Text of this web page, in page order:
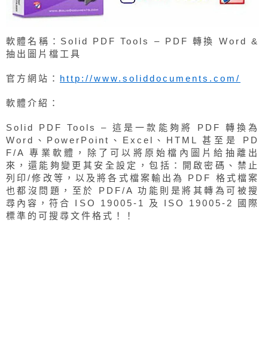
軟體名稱：Solid PDF Tools – PDF 轉換 Word &
抽出圖片檔工具
官方網站： http://www.soliddocuments.com/
軟體介紹：
Solid PDF Tools – 這是一款能夠將 PDF 轉換為
Word、PowerPoint、Excel、HTML 甚至是 PD
F/A 專業軟體，除了可以將原始檔內圖片給抽離出
來，還能夠變更其安全設定，包括：開啟密碼、禁止
列印/修改等，以及將各式檔案輸出為 PDF 格式檔案
也都沒問題，至於 PDF/A 功能則是將其轉為可被搜
尋內容，符合 ISO 19005-1 及 ISO 19005-2 國際
標準的可搜尋文件格式！！